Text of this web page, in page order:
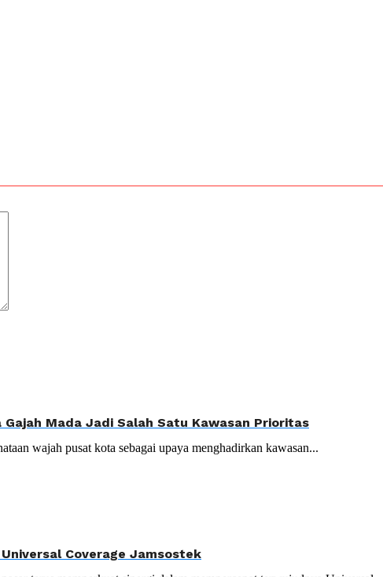
Mada Jadi Salah Satu Kawasan Prioritas
wajah pusat kota sebagai upaya menghadirkan kawasan...
Coverage Jamsostek